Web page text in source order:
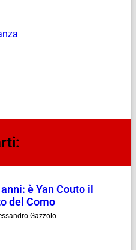
è Yan Couto il
del Como
Gazzolo